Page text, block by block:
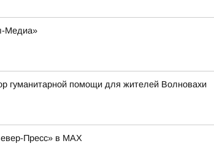
Медиа»
гуманитарной помощи для жителей Волновахи
Пресс» в MAX